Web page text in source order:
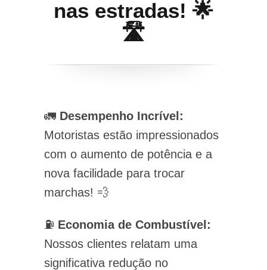
nas estradas! 🌟
🛣️
🚛 Desempenho Incrível:
Motoristas estão impressionados
com o aumento de potência e a
nova facilidade para trocar
marchas! 💨
⛽ Economia de Combustível:
Nossos clientes relatam uma
significativa redução no